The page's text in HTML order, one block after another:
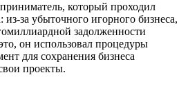
который проходил
из-за убыточного игорного бизнеса,
задолженности
он использовал процедуры
для сохранения бизнеса
проекты.